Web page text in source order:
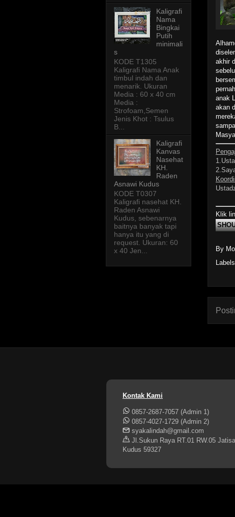
akhir
anak
akan
Klik
By
Kaligrafi
Nama
Bingkai
Putih
minimali
s
KODE T1305
Kaligrafi Nama Anak
timbul indah dan
menarik. Ukuran
Media : 60 x 40 cm
Media :
Strofoam,Semen
Jenis Khot : Tsulus
B...
Kaligrafi
Kanvas
Nasehat
KH.
Raden
Asnawi Kudus
KODE T0307
Kaligrafi nasehat KH.
Raden Asnawi
Kudus, sebenarnya
baitnya banyak tapi
hanya itu yang di
request. Ukuran: 60
x 40 Jen...
Kontak Kami
0857-2687-7057 (Admin 1)
0857-4027-1729 (Admin 2)
syakalindah@gmail.com
Jl.Sukun Raya RT.01 RW.05
Kudus 59327